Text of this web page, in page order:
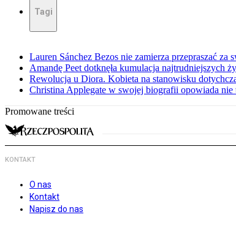
Tagi
Lauren Sánchez Bezos nie zamierza przepraszać za
Amandę Peet dotknęła kumulacja najtrudniejszych
Rewolucja u Diora. Kobieta na stanowisku
Christina Applegate w swojej biografii opowiada
Promowane treści
KONTAKT
O nas
Kontakt
Napisz do nas